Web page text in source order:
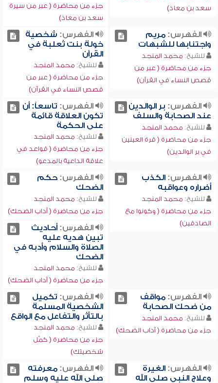
سعد بن معاذ)
جزء من محاضرة ( عبر من سيرة
سعد بن معاذ)
الفهرس:مريم
واجتنابها للشبهات
للشيخ: محمد المنجد
جزء من محاضرة ( عبر من
قصص النساء في القرآن)
الفهرس: شخصية
خولة بنت ثعلبة في
القرآن
للشيخ: محمد المنجد
جزء من محاضرة ( عبر من
قصص النساء في القرآن)
الفهرس: بر الوالدين
عند الصحابة والسلف
للشيخ: محمد المنجد
جزء من محاضرة ( قرة العينين
في بر الوالدين)
الفهرس: تاسعاً: أن
تكون العلاقة قائمة
على الحكمة
للشيخ: محمد المنجد
جزء من محاضرة ( قواعد في
علاقة الداعية بالمدعو)
الفهرس:الكذب
أضراره وعواقبه
للشيخ: محمد المنجد
جزء من محاضرة ( وكونوا مع
الصادقين)
الفهرس:حكم
الضحك
للشيخ: محمد المنجد
جزء من محاضرة ( آداب الضحك)
الفهرس:أحاديث
تبين هديه عليه
الصلاة والسلام وأدبه في
الضحك
للشيخ: محمد المنجد
جزء من محاضرة ( آداب الضحك)
الفهرس:مواقف
من ضحك الصحابة
للشيخ: محمد المنجد
جزء من محاضرة ( آداب الضحك)
الفهرس: تكميل
الشخصية المسلمة
بالتأثر والتفاعل مع الواقع
للشيخ: محمد المنجد
جزء من محاضرة ( كمِّل
شخصيتك)
الفهرس:الغيرة
وعلاج النبي صلى الله
الفهرس:معرفته
صلى الله عليه وسلم